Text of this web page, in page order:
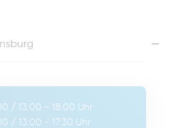
/ 13:00 - 18:00 Uhr
/ 13:00 - 17:30 Uhr